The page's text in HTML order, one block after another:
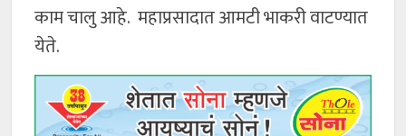
काम चालु आहे. महाप्रसादात आमटी भाकरी वाटण्यात
येते.